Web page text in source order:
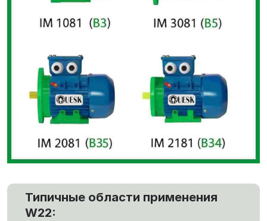
Типичные области применения
W22: